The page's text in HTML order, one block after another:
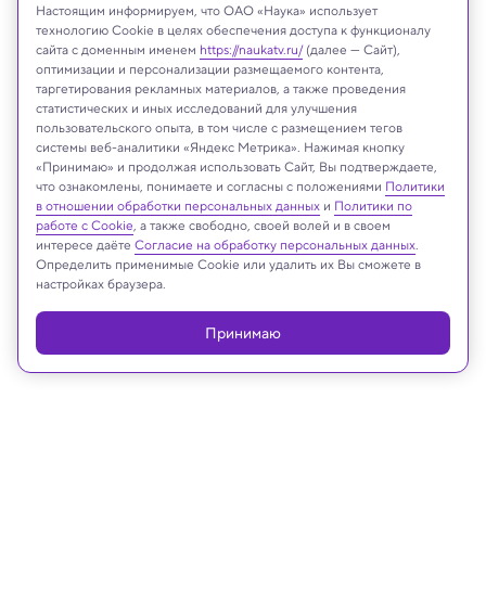
alice-photo/Shutterstock/FOTODOM
Реклама
Принимаю
Настоящим информируем, что ОАО «Наука» использует
технологию Cookie в целях обеспечения доступа к функционалу
сайта с доменным именем https://naukatv.ru/(далее — Сайт),
оптимизации и персонализации размещаемого контента,
таргетирования рекламных материалов, а также проведения
статистических и иных исследований для улучшения
пользовательского опыта, в том числе с размещением тегов
системы веб-аналитики «Яндекс Метрика». Нажимая кнопку
«Принимаю» и продолжая использовать Сайт, Вы подтверждаете,
что ознакомлены, понимаете и согласны с положениями Политики
в отношении обработки персональных данных и Политики по
работе с Cookie, а также свободно, своей волей и в своем
интересе даёте Согласие на обработку персональных данных.
Определить применимые Cookie или удалить их Вы сможете в
настройках браузера.